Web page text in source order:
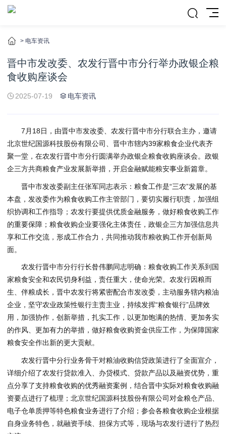
> 电车资讯
晋中市发改委、农发行晋中市分行举办政银企粮
食收购座谈会
2025-07-19 电车资讯
7月18日，由晋中市发改委、农发行晋中市分行联合主办，邀请
北京世纪国源科技股份有限公司、晋中市辖内39家粮食企业代表齐
聚一堂，在农发行晋中市分行圆满举办政银企粮食收购座谈会。政银
企三方共商粮食产业发展新举措，开启金融赋能粮安事业新篇章。
晋中市发改委副主任张军同志表示：粮食工作是“三农”发展的基
本盘，发改委作为粮食收购工作主管部门，要切实履行职责，加强组
织协调和工作指导；农发行要提供优质金融服务，做好粮食收购工作
的重要保障；粮食收购企业要强化主体责任，政银企三方加强信息共
享和工作交流，形成工作合力，共同推动我市粮收购工作开创新局
面。
农发行晋中市分行行长昝伟鹏同志明确：粮食收购工作关系到国
家粮食安全和农民切身利益，责任重大，使命光荣。农发行因粮而
生、伴粮成长，晋中农发行将紧密配合市发改委，主动服务辖内粮油
企业，坚守农业政策性银行主责主业，持续发挥“粮食银行”品牌效
用，加强协作，创新举措，扎实工作，以更加饱满的热情、更加务实
的作风、更加有力的举措，做好粮食收购资金供应工作，为保障国家
粮食安全作出新的更大贡献。
农发行晋中分行业务骨干对粮油收购信贷政策进行了全面宣介，
详细介绍了农发行贷款准入、办贷模式、贷款产品以及融资优势，重
点分享了支持粮食收购的优秀融资案例，结合晋中实际对粮食收购融
资要点进行了梳理；北京世纪国源科技股份有限公司对金粮仓产品、
电子仓单质押等特色粮食业务进行了介绍；参会各粮食收购企业根据
自身业务特色，就融资手续、担保方式等，现场与农发行进行了热烈